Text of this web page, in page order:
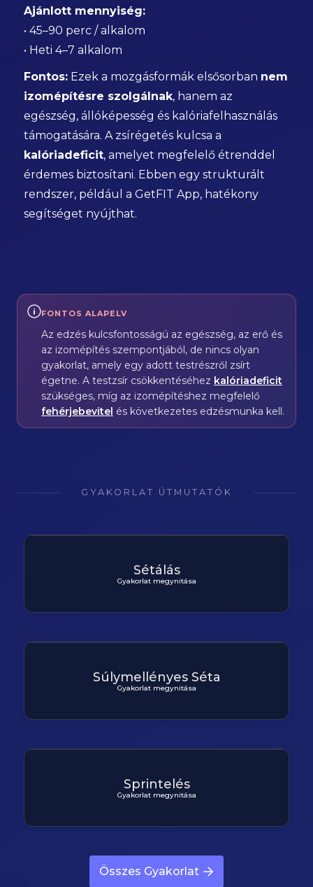
Ajánlott mennyiség:
• 45–90 perc / alkalom
• Heti 4–7 alkalom
Fontos:Ezek a mozgásformák elsősorban nem
izomépítésre szolgálnak, hanem az
egészség, állóképesség és kalóriafelhasználás
támogatására. A zsírégetés kulcsa a
kalóriadeficit, amelyet megfelelő étrenddel
érdemes biztosítani. Ebben egy strukturált
rendszer, például a GetFIT App, hatékony
segítséget nyújthat.
FONTOS ALAPELV
Az edzés kulcsfontosságú az egészség, az erő és
az izomépítés szempontjából, de nincs olyan
gyakorlat, amely egy adott testrészről zsírt
égetne. A testzsír csökkentéséhez kalóriadeficit
szükséges, míg az izomépítéshez megfelelő
fehérjebevitel és következetes edzésmunka kell.
GYAKORLAT ÚTMUTATÓK
Sétálás
Gyakorlat megynitása
Súlymellényes Séta
Gyakorlat megynitása
Sprintelés
Gyakorlat megynitása
Összes Gyakorlat